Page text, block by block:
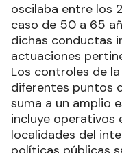
oscilaba entre los
caso de 50 a 65
dichas conductas
actuaciones
Los controles de
diferentes puntos
suma a un amplio
incluye operativos
localidades del